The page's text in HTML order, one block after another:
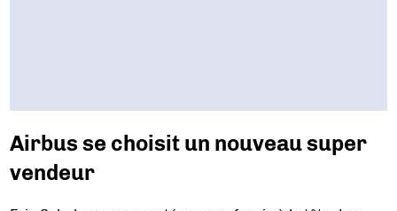
Airbus se choisit un nouveau super
vendeur